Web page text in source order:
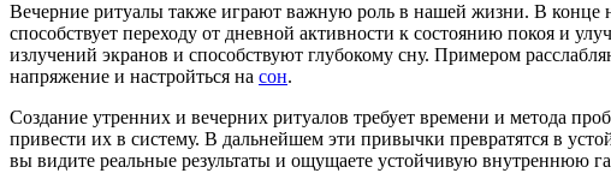
Вечерние ритуалы также играют важную роль в нашей жизни. В конце
способствует переходу от дневной активности к состоянию покоя и
излучений экранов и способствуют глубокому сну. Примером
напряжение и настройться на сон.
Создание утренних и вечерних ритуалов требует времени и метода
привести их в систему. В дальнейшем эти привычки превратятся в
вы видите реальные результаты и ощущаете устойчивую внутреннюю